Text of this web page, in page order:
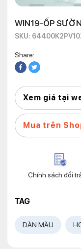
WIN19-ỐP
SKU:
Share:
Xem giá tại
Mua trên
Chính sách đổi
TAG
DÀN MÀU